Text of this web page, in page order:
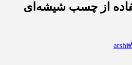
از چسب شیشه‌ای